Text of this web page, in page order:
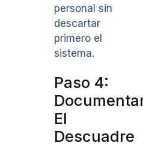
personal sin
descartar
primero el
sistema.
Paso 4:
El
Descuadre